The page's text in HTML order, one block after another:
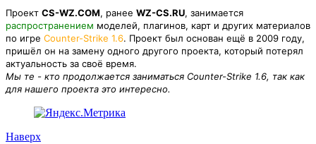
Проект CS-WZ.COM, ранее WZ-CS.RU, занимается
распространением моделей, плагинов, карт и других материалов
по игре Counter-Strike 1.6. Проект был основан ещё в 2009 году,
пришёл он на замену одного другого проекта, который потерял
актуальность за своё время.
Мы те - кто продолжается заниматься Counter-Strike 1.6, так как
для нашего проекта это интересно.
Наверх